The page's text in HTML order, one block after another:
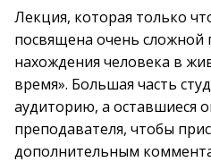
Лекция, которая только
посвящена очень
нахождения человека в
время». Большая часть
аудиторию, а оставшиеся
преподавателя, чтобы
дополнительным